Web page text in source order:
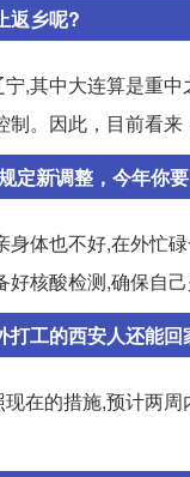
返乡呢?
,其中大连算是重
。因此，目前看
定新调整，今年你
体也不好,在外忙
核酸检测,确保自
打工的西安人还能回
在的措施,预计两